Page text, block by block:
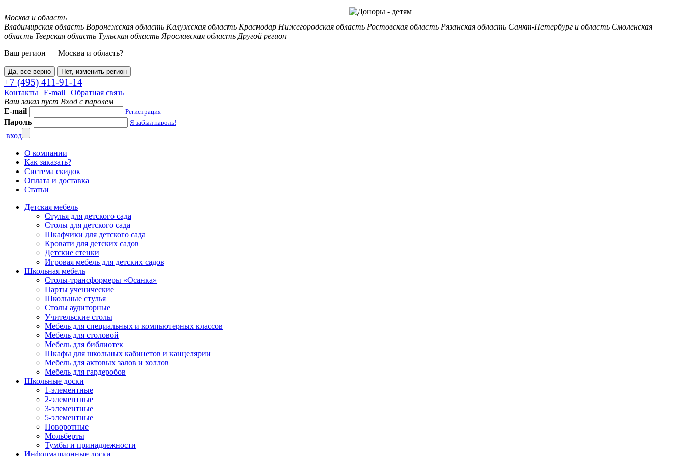
Москва и область
Владимирская область Воронежская область Калужская область Краснодар Нижегородская область Ростовская область Рязанская область Санкт-Петербург и область Смоленская
область Тверская область Тульская область Ярославская область Другой регион
Ваш регион — Москва и область?
Да, все верно Нет, изменить регион
+7 (495) 411-91-14
Контакты | E-mail | Обратная связь
Ваш заказ пуст Вход с паролем
E-mail
Регистрация
Пароль Я забыл пароль!
вход
О компании
Как заказать?
Система скидок
Оплата и доставка
Статьи
Детская мебель
Стулья для детского сада
Столы для детского сада
Шкафчики для детского сада
Кровати для детских садов
Детские стенки
Игровая мебель для детских садов
Школьная мебель
Столы-трансформеры «Осанка»
Парты ученические
Школьные стулья
Столы аудиторные
Учительские столы
Мебель для специальных и компьютерных классов
Мебель для столовой
Мебель для библиотек
Шкафы для школьных кабинетов и канцелярии
Мебель для актовых залов и холлов
Мебель для гардеробов
Школьные доски
1-элементные
2-элементные
3-элементные
5-элементные
Поворотные
Мольберты
Тумбы и принадлежности
Информационные доски